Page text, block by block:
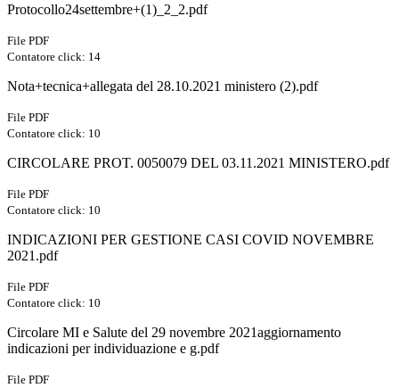
Protocollo24settembre+(1)_2_2.pdf
File PDF
Contatore click: 14
Nota+tecnica+allegata del 28.10.2021 ministero (2).pdf
File PDF
Contatore click: 10
CIRCOLARE PROT. 0050079 DEL 03.11.2021 MINISTERO.pdf
File PDF
Contatore click: 10
INDICAZIONI PER GESTIONE CASI COVID NOVEMBRE
2021.pdf
File PDF
Contatore click: 10
Circolare MI e Salute del 29 novembre 2021aggiornamento
indicazioni per individuazione e g.pdf
File PDF